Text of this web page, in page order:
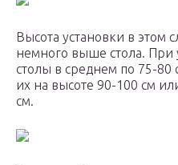
Высота установки в этом
немного выше стола. При
столы в среднем по 75-80
их на высоте 90-100 см
см.